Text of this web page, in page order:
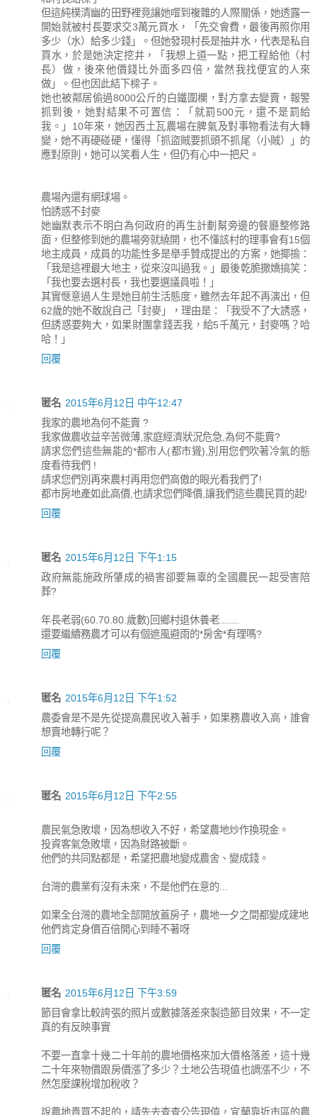
但這純樸清幽的田野裡竟讓她嚐到複雜的人際關係，她透露一
開始就被村長要求交3萬元買水，「先交會費，最後再照你用
多少（水）給多少錢」。但她發現村長是抽井水，代表是私自
買水，於是她決定挖井，「我想上道一點，把工程給他（村
長）做，後來他價錢比外面多四倍，當然我找便宜的人來
做」。但也因此結下樑子。
她也被鄰居偷過8000公斤的白鐵圍欄，對方拿去變賣，報警
抓到後，她對結果不可置信：「就罰500元，還不是罰給
我。」10年來，她因西土瓦農場在脾氣及對事物看法有大轉
變，她不再硬碰硬，懂得「抓盜賊要抓頭不抓尾（小賊）」的
應對原則，她可以笑看人生，但仍有心中一把尺。
農場內還有網球場。
怕誘惑不封麥
她幽默表示不明白為何政府的再生計劃幫旁邊的餐廳整修路
面，但整修到她的農場旁就繞開，也不懂該村的理事會有15個
地主成員，成員的功能性多是舉手贊成提出的方案，她揶揄：
「我是這裡最大地主，從來沒叫過我。」最後乾脆撒嬌搞笑：
「我也要去選村長，我也要選議員啦！」
其實愜意過人生是她目前生活態度，雖然去年起不再演出，但
62歲的她不敢說自己「封麥」，理由是：「我受不了大誘惑，
但誘惑要夠大，如果財團拿錢丟我，給5千萬元，封麥嗎？哈
哈！」
回覆
匿名 2015年6月12日 中午12:47
我家的農地為何不能賣 ?
我家做農收益辛苦微薄,家庭經濟狀況危急,為何不能賣?
請求您們這些無能的*都市人(都市聳),別用您們吹著冷氣的態
度看待我們 !
請求您們別再來農村再用您們高傲的眼光看我們了!
都市房地產如此高價,也請求您們降價,讓我們這些農民買的起!
回覆
匿名 2015年6月12日 下午1:15
政府無能施政所肇成的禍害卻要無辜的全國農民一起受害陪
葬?
年長老弱(60.70.80.歲數)回鄉村退休養老.......
還要繼續務農才可以有個遮風避雨的*房舍*有理嗎?
回覆
匿名 2015年6月12日 下午1:52
農委會是不是先從提高農民收入著手，如果務農收入高，誰會
想賣地轉行呢？
回覆
匿名 2015年6月12日 下午2:55
農民氣急敗壞，因為想收入不好，希望農地炒作換現金。
投資客氣急敗壞，因為財路被斷。
他們的共同點都是，希望把農地變成農舍、變成錢。
台灣的農業有沒有未來，不是他們在意的...
如果全台灣的農地全部開放蓋房子，農地一夕之間都變成建地
他們肯定身價百倍開心到睡不著呀
回覆
匿名 2015年6月12日 下午3:59
節目會拿比較誇張的照片或數據落差來製造節目效果，不一定
真的有反映事實
不要一直拿十幾二十年前的農地價格來加大價格落差，這十幾
二十年來物價跟房價漲了多少？土地公告現值也調漲不少，不
然怎麼課稅增加稅收？
說農地貴買不起的，請先去查查公告現值，宜蘭靠近市區的農